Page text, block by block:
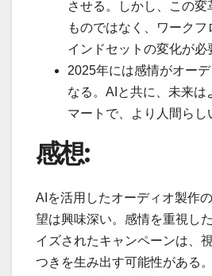
させる。しかし、この変
ものではなく、ワーク
インドセットの変化が必
2025年には感情がオー
なる。AIと共に、未来は
マートで、より人間らし
感想:
AIを活用したオーディオ製作
望は興味深い。感情を重視し
イズされたキャンペーンは、
つきを生み出す可能性がある